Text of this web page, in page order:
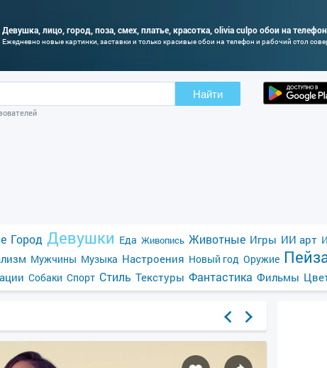
Девушка, лицо, город, поза, смех, платье, красотка, olivia culpo обои на
Ежедневно новые картинки, заставки и только красивые обои на телефон и рабочий стол
Найти
Город Девушки Еда Живопись Животные Игры ИИ арт
Мужчины Музыка Настроения Новый год Оружие
Собаки Спорт Стиль Текстуры Фантастика Фильмы